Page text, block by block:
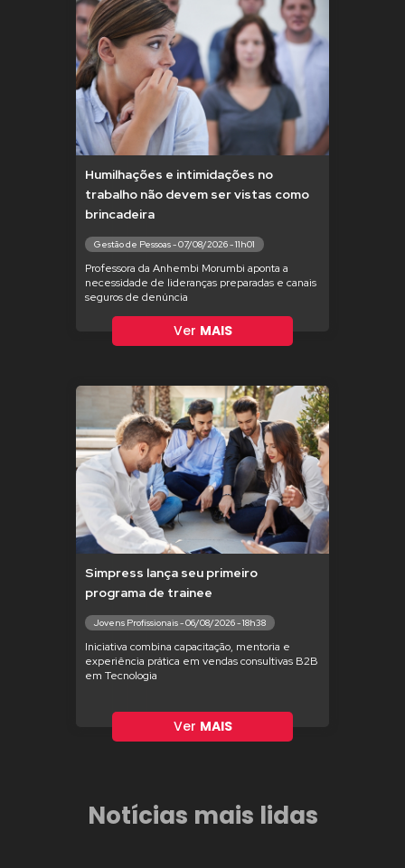
Humilhações e intimidações no
trabalho não devem ser vistas como
brincadeira
Gestão de Pessoas - 07/08/2026 - 11h01
Professora da Anhembi Morumbi aponta a
necessidade de lideranças preparadas e canais
seguros de denúncia
Ver MAIS
Simpress lança seu primeiro
programa de trainee
Jovens Profissionais - 06/08/2026 - 18h38
Iniciativa combina capacitação, mentoria e
experiência prática em vendas consultivas B2B
em Tecnologia
Ver MAIS
Notícias mais lidas